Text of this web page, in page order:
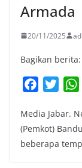
Armada
20/11/2025
Bagikan berita:
c
e
b
i
t
t
t
Media Jabar.
(Pemkot)
beberapa